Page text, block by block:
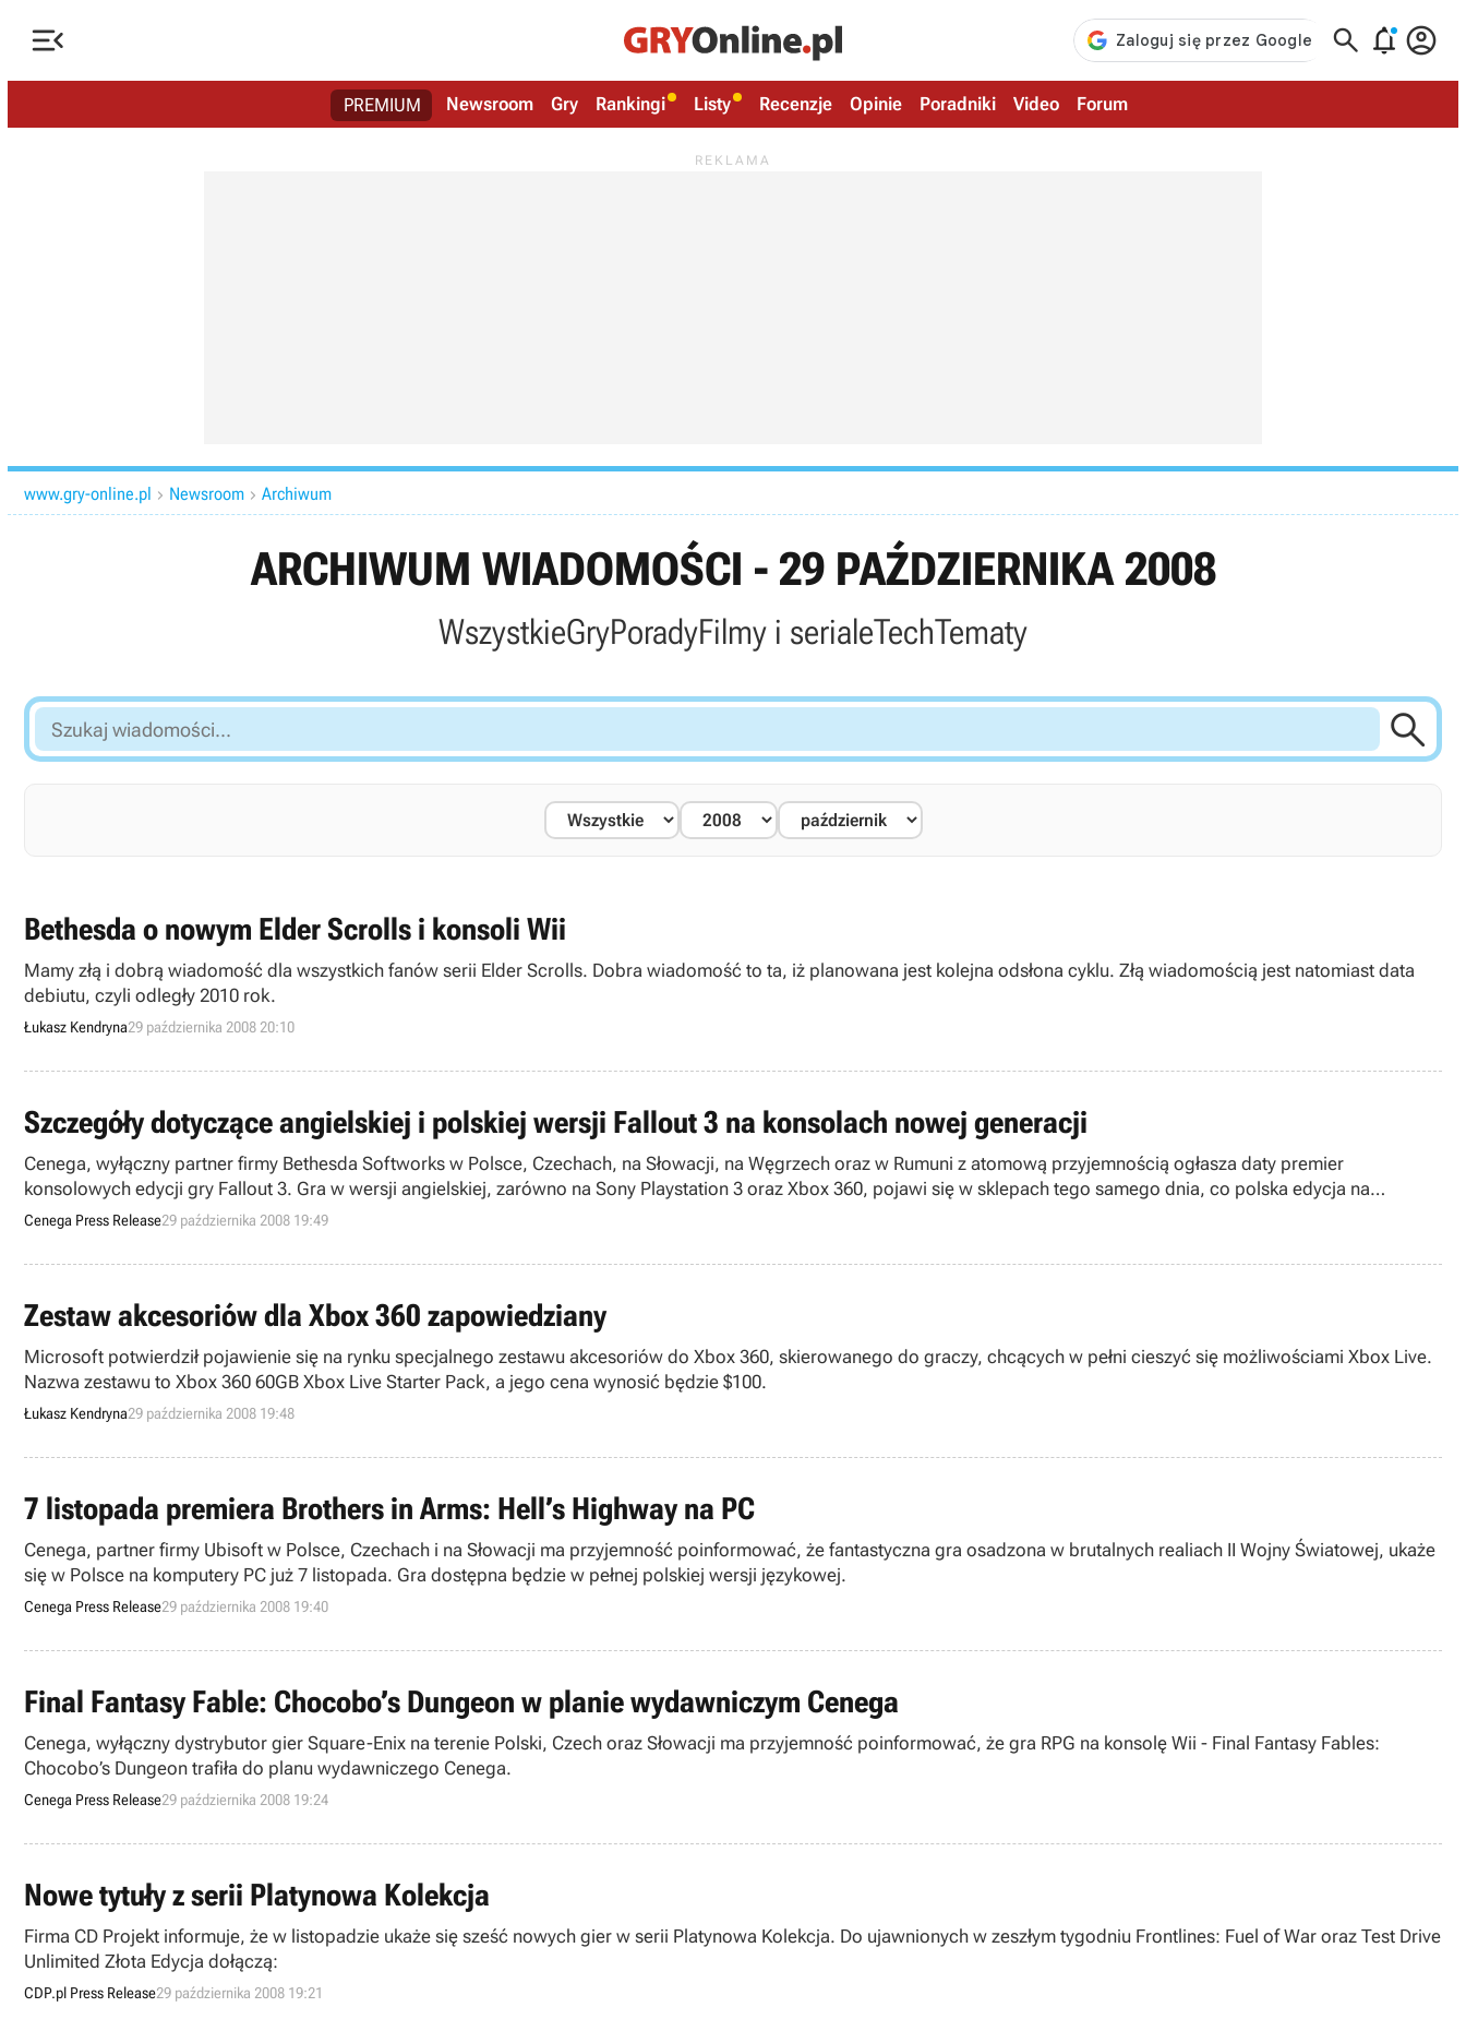
   
PREMIUM Newsroom Gry Rankingi Listy Recenzje Opinie Poradniki Video Forum
www.gry-online.pl  Newsroom  Archiwum
ARCHIWUM WIADOMOŚCI - 29 PAŹDZIERNIKA 2008
WszystkieGryPoradyFilmy i serialeTechTematy
Szukaj
wiadomości...

Bethesda o nowym Elder Scrolls i konsoli Wii
Mamy złą i dobrą wiadomość dla wszystkich fanów serii Elder Scrolls. Dobra wiadomość to ta, iż planowana jest kolejna odsłona cyklu. Złą wiadomością jest natomiast data
debiutu, czyli odległy 2010 rok.
Łukasz Kendryna29 października 2008 20:10
Szczegóły dotyczące angielskiej i polskiej wersji Fallout 3 na konsolach nowej generacji
Cenega, wyłączny partner firmy Bethesda Softworks w Polsce, Czechach, na Słowacji, na Węgrzech oraz w Rumuni z atomową przyjemnością ogłasza daty premier
konsolowych edycji gry Fallout 3. Gra w wersji angielskiej, zarówno na Sony Playstation 3 oraz Xbox 360, pojawi się w sklepach tego samego dnia, co polska edycja na
komputery PC, czyli 31 października 2008.
Cenega Press Release29 października 2008 19:49
Zestaw akcesoriów dla Xbox 360 zapowiedziany
Microsoft potwierdził pojawienie się na rynku specjalnego zestawu akcesoriów do Xbox 360, skierowanego do graczy, chcących w pełni cieszyć się możliwościami Xbox Live.
Nazwa zestawu to Xbox 360 60GB Xbox Live Starter Pack, a jego cena wynosić będzie $100.
Łukasz Kendryna29 października 2008 19:48
7 listopada premiera Brothers in Arms: Hell’s Highway na PC
Cenega, partner firmy Ubisoft w Polsce, Czechach i na Słowacji ma przyjemność poinformować, że fantastyczna gra osadzona w brutalnych realiach II Wojny Światowej, ukaże
się w Polsce na komputery PC już 7 listopada. Gra dostępna będzie w pełnej polskiej wersji językowej.
Cenega Press Release29 października 2008 19:40
Final Fantasy Fable: Chocobo’s Dungeon w planie wydawniczym Cenega
Cenega, wyłączny dystrybutor gier Square-Enix na terenie Polski, Czech oraz Słowacji ma przyjemność poinformować, że gra RPG na konsolę Wii - Final Fantasy Fables:
Chocobo’s Dungeon trafiła do planu wydawniczego Cenega.
Cenega Press Release29 października 2008 19:24
Nowe tytuły z serii Platynowa Kolekcja
Firma CD Projekt informuje, że w listopadzie ukaże się sześć nowych gier w serii Platynowa Kolekcja. Do ujawnionych w zeszłym tygodniu Frontlines: Fuel of War oraz Test Drive
Unlimited Złota Edycja dołączą:
CDP.pl Press Release29 października 2008 19:21